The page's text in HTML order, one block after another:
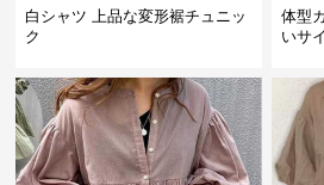
白シャツ 上品な変形裾チュニッ
ク
体型
いサ